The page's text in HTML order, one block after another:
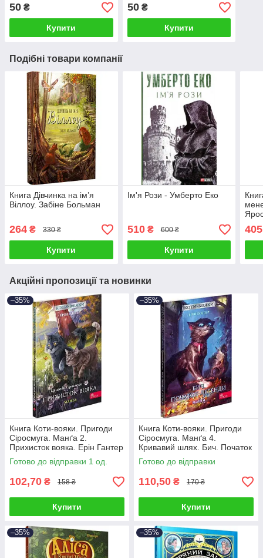
50 ₴
Купити
50₴
Купити
Подібні товари компанії
Книга Дівчинка на ім’я
Віллоу. Забіне Больман
264 ₴ 330 ₴
Купити
Ім'я Рози - Умберто Еко
510₴ 600 ₴
Купити
405
Акційні пропозиції та новинки
–35%
Книга Коти-вояки. Пригоди
Сіросмуга. Манґа 2.
Прихисток вояка. Ерін Гантер
Готово до відправки 1 од.
102,70 ₴ 158 ₴
Купити
–35%
Книга Коти-вояки. Пригоди
Сіросмуга. Манґа 4.
Кривавий шлях. Бич. Початок
легенди. Ерін Гантер
Готово до відправки
110,50 ₴ 170 ₴
Купити
–35% –35%